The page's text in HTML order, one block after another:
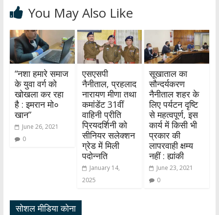
You May Also Like
“नशा हमारे समाज
के युवा वर्ग को
खोखला कर रहा
है : इमरान मो०
खान”
June 26, 2021
0
एसएसपी
नैनीताल, प्रहलाद
नारायण मीणा तथा
कमांडेंट 31वीं
वाहिनी प्रीति
प्रियदर्शिनी को
सीनियर सलेक्शन
ग्रेड में मिली
पदोन्नति
January 14,
2025
सूखाताल का
सौन्दर्यकरण
नैनीताल शहर के
लिए पर्यटन दृष्टि
से महत्वपूर्ण, इस
कार्य में किसी भी
प्रकार की
लापरवाही क्षम्य
नहीं : ह्यांकी
June 23, 2021
0
सोशल मीडिया कोना